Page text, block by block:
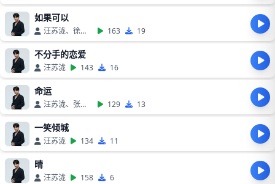
如果可以
汪苏泷、徐佳莹 163 19
不分手的恋爱
汪苏泷 143 16
命运
汪苏泷、张碧晨 129 13
一笑倾城
汪苏泷 134 11
晴
汪苏泷 158 6